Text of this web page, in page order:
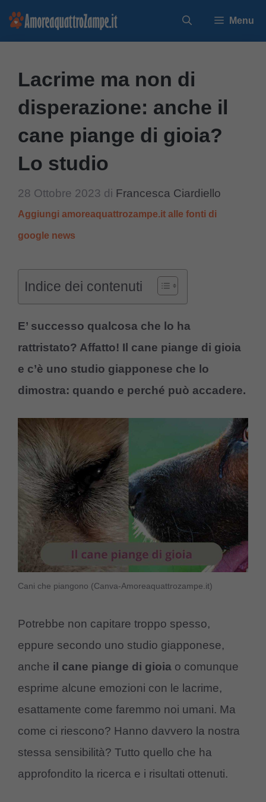
Vai
Menu
Lacrime ma non di
disperazione: anche il
cane piange di gioia?
Lo studio
28 Ottobre 2023 di Francesca Ciardiello
Aggiungi amoreaquattrozampe.it alle fonti di
google news
Indice dei contenuti
E’ successo qualcosa che lo ha
rattristato? Affatto! Il cane piange di gioia
e c’è uno studio giapponese che lo
dimostra: quando e perché può accadere.
Cani che piangono (Canva-Amoreaquattrozampe.it)
Potrebbe non capitare troppo spesso,
eppure secondo uno studio giapponese,
anche il cane piange di gioia o comunque
esprime alcune emozioni con le lacrime,
esattamente come faremmo noi umani. Ma
come ci riescono? Hanno davvero la nostra
stessa sensibilità? Tutto quello che ha
approfondito la ricerca e i risultati ottenuti.